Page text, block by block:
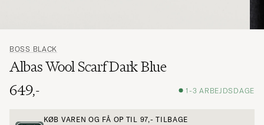
BOSS BLACK
Albas Wool Scarf Dark Blue
649,-
1-3 ARBEJDSDAGE
KØB VAREN OG FÅ OP TIL 97,- TILBAGE